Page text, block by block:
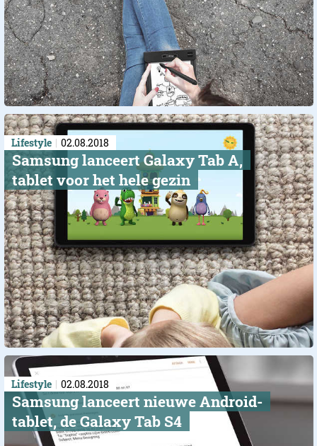
Lifestyle 02.08.2018
Samsung lanceert Galaxy Tab A,
tablet voor het hele gezin
Lifestyle 02.08.2018
Samsung lanceert nieuwe Android-
tablet, de Galaxy Tab S4